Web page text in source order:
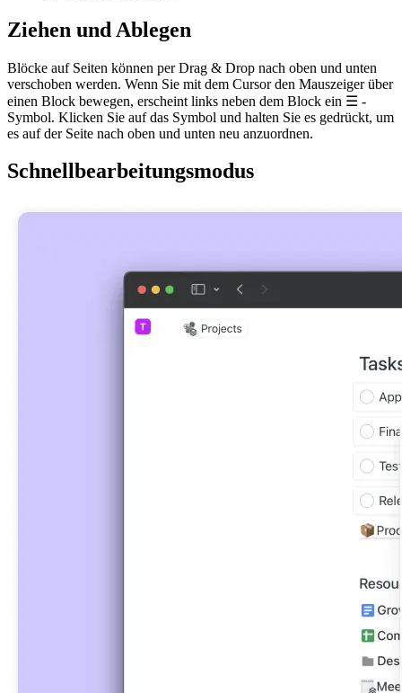
Ziehen und Ablegen
Blöcke auf Seiten können per Drag & Drop nach oben und unten
verschoben werden. Wenn Sie mit dem Cursor den Mauszeiger über
einen Block bewegen, erscheint links neben dem Block ein ☰ -
Symbol. Klicken Sie auf das Symbol und halten Sie es gedrückt, um
es auf der Seite nach oben und unten neu anzuordnen.
Schnellbearbeitungsmodus